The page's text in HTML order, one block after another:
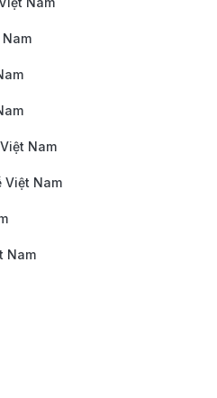
(Pioneer Square)
hoạt động từ 4:45 sáng
suất 15 phút/chuyến.
– 30 phút tùy vào tình
(Uber, Lyft):
di chuyển khoảng 20 – 30
45 USD (tùy thời điểm và
Nam
Việt Nam
Nam